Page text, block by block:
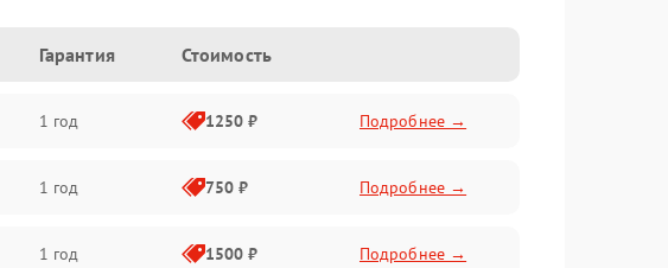
Гарантия Стоимость
1 год 1250 ₽ Подробнее →
1 год 750 ₽ Подробнее →
1 год 1500 ₽ Подробнее →